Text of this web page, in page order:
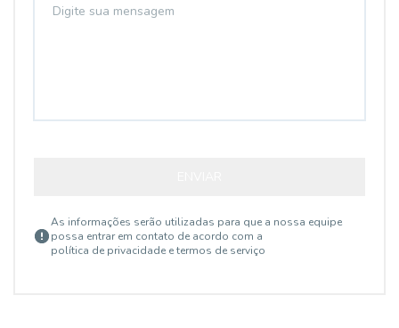
As informações serão utilizadas para que a nossa equipe
possa entrar em contato de acordo com a
política de privacidade e termos de serviço